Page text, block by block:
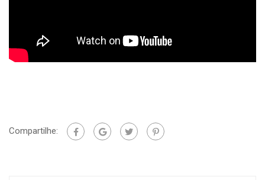
Compartilhe: